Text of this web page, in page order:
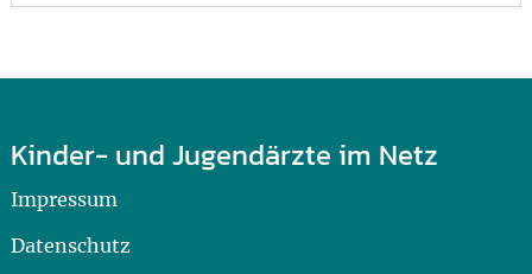
Kinder- und Jugendärzte im Netz
Impressum
Datenschutz